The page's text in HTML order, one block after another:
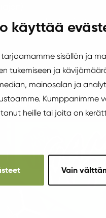
käyttää
sisällön ja
tukemiseen ja
mainosalan ja
Kumppanimme
heille tai joita on
Vain
2,